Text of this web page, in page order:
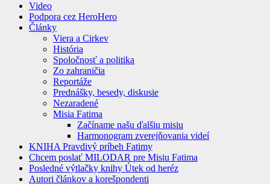
Video
Podpora cez HeroHero
Články
Viera a Cirkev
História
Spoločnosť a politika
Zo zahraničia
Reportáže
Prednášky, besedy, diskusie
Nezaradené
Misia Fatima
Začíname našu ďalšiu misiu
Harmonogram zverejňovania videí
KNIHA Pravdivý príbeh Fatimy
Chcem poslať MILODAR pre Misiu Fatima
Posledné výtlačky knihy Útek od heréz
Autori článkov a korešpondenti